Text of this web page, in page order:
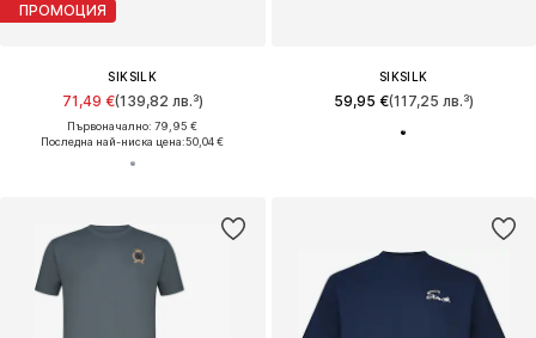
ПРОМОЦИЯ
SIKSILK
71,49 €(139,82 лв.³)
Първоначално: 79,95 €
Последна най-ниска цена:50,04 €
SIKSILK
59,95 €(117,25 лв.³)